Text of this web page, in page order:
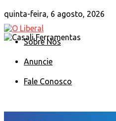
quinta-feira, 6 agosto, 2026
Sobre Nós
Anuncie
Fale Conosco